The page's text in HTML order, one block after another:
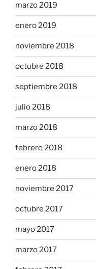
marzo 2019
enero 2019
noviembre 2018
octubre 2018
septiembre 2018
julio 2018
marzo 2018
febrero 2018
enero 2018
noviembre 2017
octubre 2017
mayo 2017
marzo 2017